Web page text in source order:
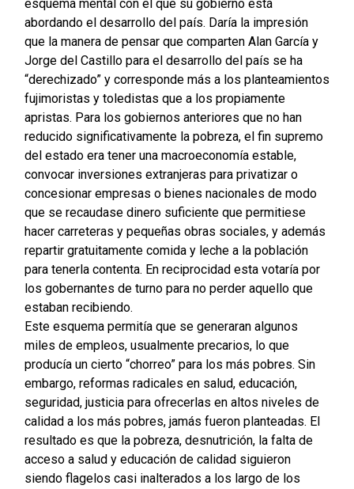
esquema mental con el que su gobierno está
abordando el desarrollo del país. Daría la impresión
que la manera de pensar que comparten Alan García y
Jorge del Castillo para el desarrollo del país se ha
“derechizado” y corresponde más a los planteamientos
fujimoristas y toledistas que a los propiamente
apristas. Para los gobiernos anteriores que no han
reducido significativamente la pobreza, el fin supremo
del estado era tener una macroeconomía estable,
convocar inversiones extranjeras para privatizar o
concesionar empresas o bienes nacionales de modo
que se recaudase dinero suficiente que permitiese
hacer carreteras y pequeñas obras sociales, y además
repartir gratuitamente comida y leche a la población
para tenerla contenta. En reciprocidad esta votaría por
los gobernantes de turno para no perder aquello que
estaban recibiendo.
Este esquema permitía que se generaran algunos
miles de empleos, usualmente precarios, lo que
producía un cierto “chorreo” para los más pobres. Sin
embargo, reformas radicales en salud, educación,
seguridad, justicia para ofrecerlas en altos niveles de
calidad a los más pobres, jamás fueron planteadas. El
resultado es que la pobreza, desnutrición, la falta de
acceso a salud y educación de calidad siguieron
siendo flagelos casi inalterados a los largo de los